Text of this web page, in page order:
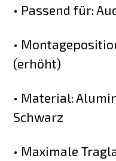
• Passend für:
•
(erhöht)
• Material:
Schwarz
• Maximale